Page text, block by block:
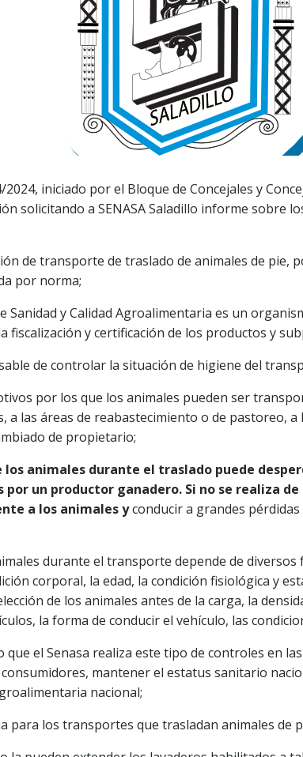
iniciado por el Bloque de Concejales y
solicitando a SENASA Saladillo informe sobre
de transporte de traslado de animales de pie,
por norma;
Sanidad y Calidad Agroalimentaria es un
fiscalización y certificación de los productos y
de controlar la situación de higiene del
por los que los animales pueden ser
a las áreas de reabastecimiento o de pastoreo,
de propietario;
los animales durante el traslado puede
un productor ganadero. Si no se realiza
a los animalesyconducir a grandes
durante el transporte depende de
corporal, la edad, la condición fisiológica y
de los animales antes de la carga, la
la forma de conducir el vehículo, las
que el Senasa realiza este tipo de controles en
mantener el estatus sanitario
nacional;
para los transportes que trasladan animales de